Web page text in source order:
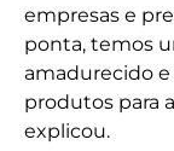
empresas e
ponta, temos
amadurecido
produtos para
explicou.